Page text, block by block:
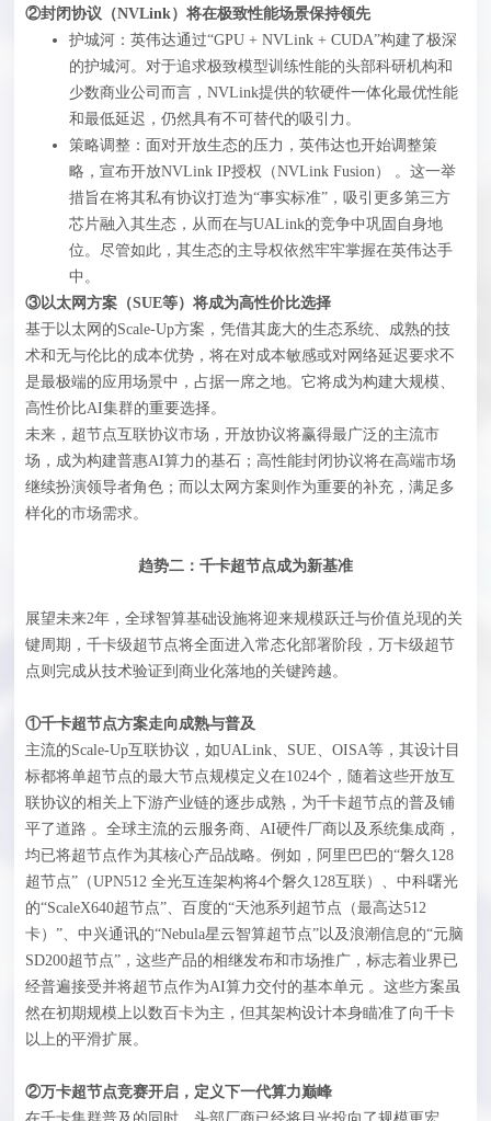
②封闭协议（NVLink）将在极致性能场景保持领先
护城河：英伟达通过“GPU + NVLink + CUDA”构建了极深
的护城河。对于追求极致模型训练性能的头部科研机构和
少数商业公司而言，NVLink提供的软硬件一体化最优性能
和最低延迟，仍然具有不可替代的吸引力。
策略调整：面对开放生态的压力，英伟达也开始调整策
略，宣布开放NVLink IP授权（NVLink Fusion） 。这一举
措旨在将其私有协议打造为“事实标准”，吸引更多第三方
芯片融入其生态，从而在与UALink的竞争中巩固自身地
位。尽管如此，其生态的主导权依然牢牢掌握在英伟达手
中。
③以太网方案（SUE等）将成为高性价比选择
基于以太网的Scale-Up方案，凭借其庞大的生态系统、成熟的技
术和无与伦比的成本优势，将在对成本敏感或对网络延迟要求不
是最极端的应用场景中，占据一席之地。它将成为构建大规模、
高性价比AI集群的重要选择。
未来，超节点互联协议市场，开放协议将赢得最广泛的主流市
场，成为构建普惠AI算力的基石；高性能封闭协议将在高端市场
继续扮演领导者角色；而以太网方案则作为重要的补充，满足多
样化的市场需求。
趋势二：千卡超节点成为新基准
展望未来2年，全球智算基础设施将迎来规模跃迁与价值兑现的关
键周期，千卡级超节点将全面进入常态化部署阶段，万卡级超节
点则完成从技术验证到商业化落地的关键跨越。
①千卡超节点方案走向成熟与普及
主流的Scale-Up互联协议，如UALink、SUE、OISA等，其设计目
标都将单超节点的最大节点规模定义在1024个，随着这些开放互
联协议的相关上下游产业链的逐步成熟，为千卡超节点的普及铺
平了道路 。全球主流的云服务商、AI硬件厂商以及系统集成商，
均已将超节点作为其核心产品战略。例如，阿里巴巴的“磐久128
超节点”（UPN512 全光互连架构将4个磐久128互联）、中科曙光
的“ScaleX640超节点”、百度的“天池系列超节点（最高达512
卡）”、中兴通讯的“Nebula星云智算超节点”以及浪潮信息的“元脑
SD200超节点”，这些产品的相继发布和市场推广，标志着业界已
经普遍接受并将超节点作为AI算力交付的基本单元 。这些方案虽
然在初期规模上以数百卡为主，但其架构设计本身瞄准了向千卡
以上的平滑扩展。
②万卡超节点竞赛开启，定义下一代算力巅峰